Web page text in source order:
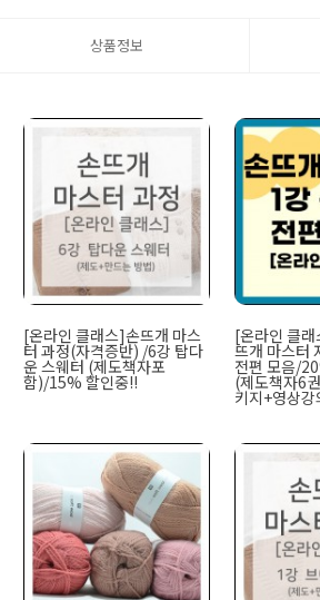
상품정보
[온라인 클래스]손뜨개 마스
터 과정(자격증반) /6강 탑다
운 스웨터 (제도책자포
함)/15% 할인중!!
[온라인 클
뜨개 마스터
전편 모음/
(제도책자6
키지+영상강